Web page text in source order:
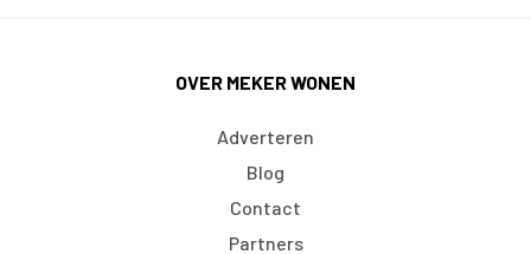
OVER MEKER WONEN
Adverteren
Blog
Contact
Partners